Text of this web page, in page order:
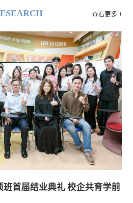
查看更多 +
班首届结业典礼 校企共育学前